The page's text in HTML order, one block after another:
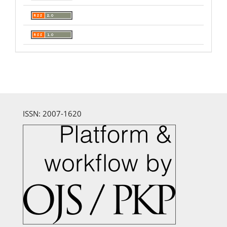
ISSN: 2007-1620